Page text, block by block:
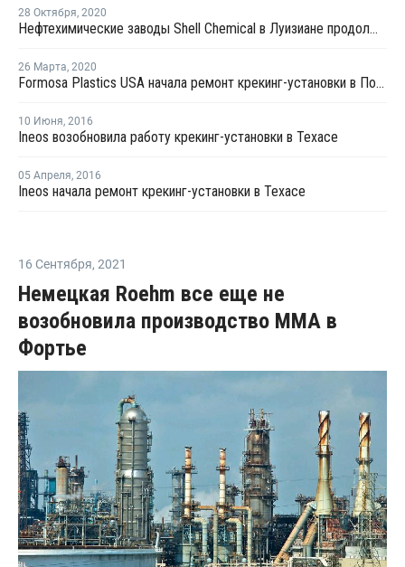
28 Октября, 2020
Нефтехимические заводы Shell Chemical в Луизиане продолжают работать перед ураганом "Зета"
26 Марта, 2020
Formosa Plastics USA начала ремонт крекинг-установки в Пойнт-Комфорте
10 Июня, 2016
Ineos возобновила работу крекинг-установки в Техасе
05 Апреля, 2016
Ineos начала ремонт крекинг-установки в Техасе
16 Сентября, 2021
Немецкая Roehm все еще не
возобновила производство ММА в
Фортье